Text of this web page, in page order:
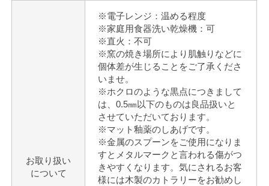
お取り扱い
について
※電子レンジ：温める程度
※家庭用食器洗い乾燥機：可
※直火：不可
※窯の焼き場所により肌触りなどに
個体差が生じることをご了承くださ
いませ。
※ホクロのような黒点につきまして
は、0.5㎜以下のものは良品扱いと
させていただいております。
※マット釉薬のしあげです。
※金属のスプーンをご使用になりま
すとメタルマークと言われる傷がつ
きやすくなります。気にされるお客
様には木製のカトラリーをお勧めし